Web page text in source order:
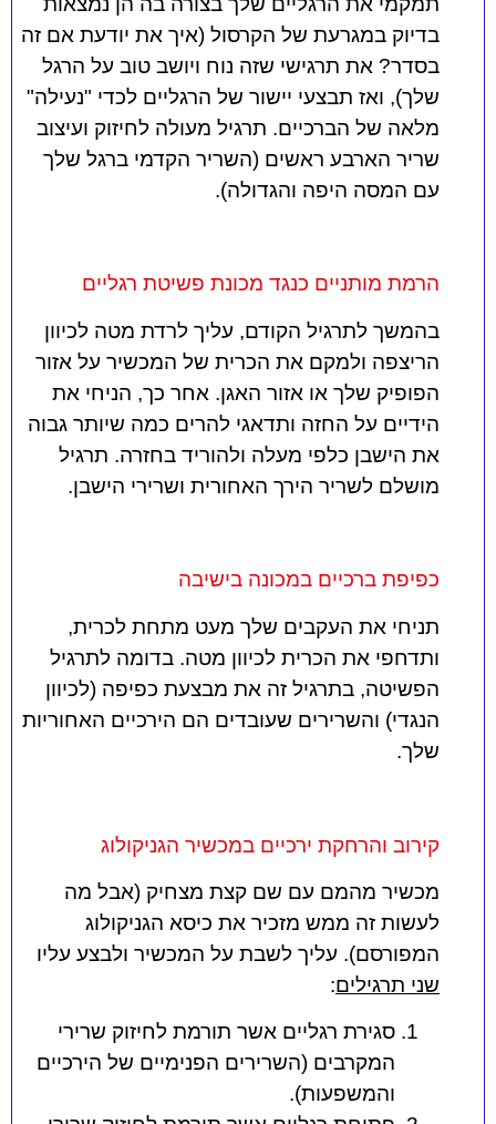
בדיוק במגרעת של הקרסול (איך את יודעת אם זה
בסדר? את תרגישי שזה נוח ויושב טוב על הרגל
שלך), ואז תבצעי יישור של הרגליים לכדי "נעילה"
מלאה של הברכיים. תרגיל מעולה לחיזוק ועיצוב
שריר הארבע ראשים (השריר הקדמי ברגל שלך
עם המסה היפה והגדולה).
הרמת מותניים כנגד מכונת פשיטת רגליים
בהמשך לתרגיל הקודם, עליך לרדת מטה לכיוון
הריצפה ולמקם את הכרית של המכשיר על אזור
הפופיק שלך או אזור האגן. אחר כך, הניחי את
הידיים על החזה ותדאגי להרים כמה שיותר גבוה
את הישבן כלפי מעלה ולהוריד בחזרה. תרגיל
מושלם לשריר הירך האחורית ושרירי הישבן.
כפיפת ברכיים במכונה בישיבה
תניחי את העקבים שלך מעט מתחת לכרית,
ותדחפי את הכרית לכיוון מטה. בדומה לתרגיל
הפשיטה, בתרגיל זה את מבצעת כפיפה (לכיוון
הנגדי) והשרירים שעובדים הם הירכיים האחוריות
שלך.
קירוב והרחקת ירכיים במכשיר הגניקולוג
מכשיר מהמם עם שם קצת מצחיק (אבל מה
לעשות זה ממש מזכיר את כיסא הגניקולוג
המפורסם). עליך לשבת על המכשיר ולבצע עליו
שני תרגילים:
סגירת רגליים אשר תורמת לחיזוק שרירי
המקרבים (השרירים הפנימיים של הירכיים
והמשפעות).